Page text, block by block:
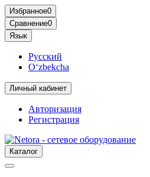
Избранное0
Сравнение0
Язык
Русский
O‘zbekcha
Личный кабинет
Авторизация
Регистрация
Каталог